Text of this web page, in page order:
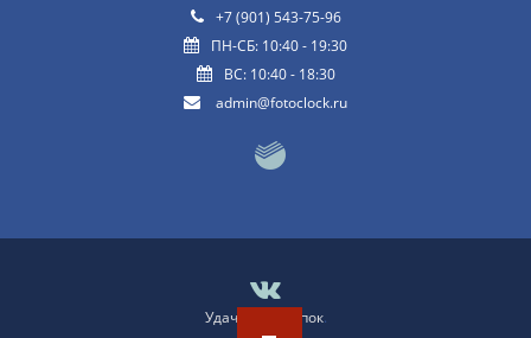
+7 (901) 543-75-96
ПН-СБ: 10:40 - 19:30
ВС: 10:40 - 18:30
admin@fotoclock.ru
Удачных покупок.